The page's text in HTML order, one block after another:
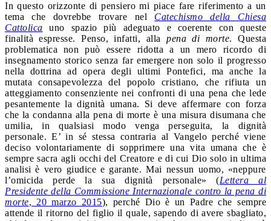
In questo orizzonte di pensiero mi piace fare riferimento a un
tema che dovrebbe trovare nel Catechismo della Chiesa
Cattolica uno spazio più adeguato e coerente con queste
finalità espresse. Penso, infatti, allapena di morte. Questa
problematica non può essere ridotta a un mero ricordo di
insegnamento storico senza far emergere non solo il progresso
nella dottrina ad opera degli ultimi Pontefici, ma anche la
mutata consapevolezza del popolo cristiano, che rifiuta un
atteggiamento consenziente nei confronti di una pena che lede
pesantemente la dignità umana. Si deve affermare con forza
che la condanna alla pena di morte è una misura disumana che
umilia, in qualsiasi modo venga perseguita, la dignità
personale. E’ in sé stessa contraria al Vangelo perché viene
deciso volontariamente di sopprimere una vita umana che è
sempre sacra agli occhi del Creatore e di cui Dio solo in ultima
analisi è vero giudice e garante. Mai nessun uomo, «neppure
l’omicida perde la sua dignità personale» (Lettera al
Presidente della Commissione Internazionale contro la pena di
morte, 20 marzo 2015), perché Dio è un Padre che sempre
attende il ritorno del figlio il quale, sapendo di avere sbagliato,